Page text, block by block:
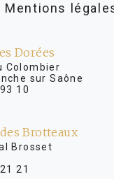
Mentions
Dorées
Colombier
sur Saône
10
Brotteaux
Brosset
21